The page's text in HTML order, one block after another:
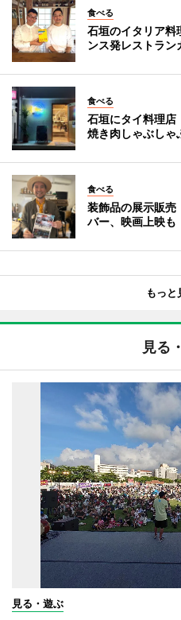
食べる
石垣のイタリア料
ンス発レストラン
食べる
石垣にタイ料理
焼き肉しゃぶしゃ
食べる
装飾品の展示販
バー、映画上映も
もっと
見る
見る・遊ぶ